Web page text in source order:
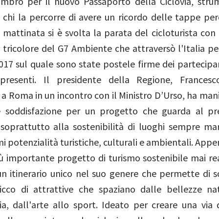
chi la percorre di avere un ricordo delle tappe
mattinata si è svolta la parata del cicloturista
del G7 Ambiente che attraversò l'Italia
sul quale sono state postele firme dei
Il presidente della Regione,
Roma in un incontro con il Ministro D’Urso, ha
soddisfazione per un progetto che guarda al
alla sostenibilità di luoghi sempre
potenzialità turistiche, culturali e ambientali.
importante progetto di turismo sostenibile mai
itinerario unico nel suo genere che permette di
di attrattive che spaziano dalle bellezze
dall'arte allo sport. Ideato per creare una via